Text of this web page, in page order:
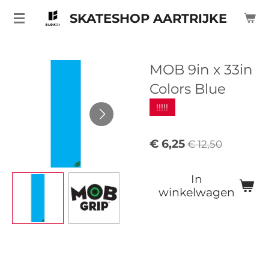
Ga
SKATESHOP AARTRIJKE
MOB 9in x 33in
Colors Blue
!!!!!
€ 6,25 € 12,50
In
winkelwagen